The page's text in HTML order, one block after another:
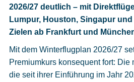
2026/27 deutlich – mit
Lumpur, Houston, Singapur
Zielen ab Frankfurt und
Mit dem Winterflugplan 2026/27
Premiumkurs konsequent fort: Die
die seit ihrer Einführung im Jahr